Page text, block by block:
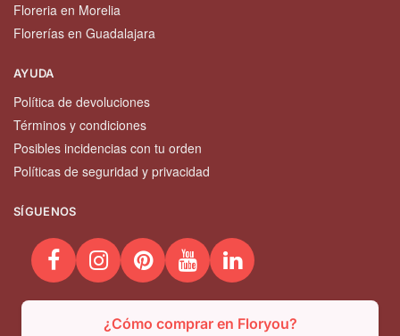
Floreria en Morelia
Florerías en Guadalajara
AYUDA
Política de devoluciones
Términos y condiciones
Posibles incidencias con tu orden
Políticas de seguridad y privacidad
SÍGUENOS
¿Cómo comprar en Floryou?